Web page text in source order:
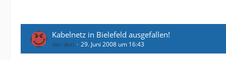
Kabelnetz in Bielefeld ausgefallen!
dsc-don 29. Juni 2008 um 16:43